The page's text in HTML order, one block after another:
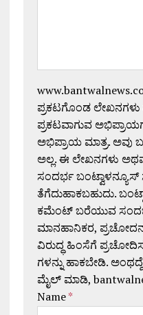
ಪ್ರಕಟಗೊಂಡ
ಪ್ರಕಟವಾಗುವ
ಅಭಿಪ್ರಾಯ ಮಾತ್ರ. ಅವು
ಅಲ್ಲ. ಈ ಲೇಖನಗಳು
ಸಂದರ್ಭ
ತೆಗೆದುಹಾಕಬಹುದು.
ಕಮೆಂಟ್ ಬರೆಯುವ
ಮಾನಹಾನಿಕರ,
ವಿರುದ್ಧ ಹಿಂಸೆಗೆ
ಗಳನ್ನು ಹಾಕಬೇಡಿ.
ಮೈಲ್ ಮಾಡಿ,
Name*